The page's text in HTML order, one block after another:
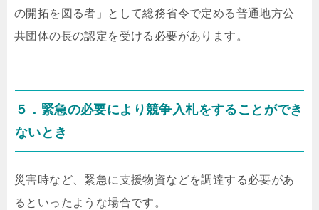
の開拓を図る者」として総務省令で定める普通地方公
共団体の長の認定を受ける必要があります。
５．緊急の必要により競争入札をすることができ
ないとき
災害時など、緊急に支援物資などを調達する必要があ
るといったような場合です。